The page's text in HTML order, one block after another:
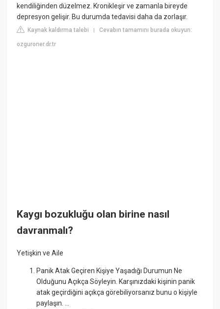
kendiliğinden düzelmez. Kronikleşir ve zamanla bireyde
depresyon gelişir. Bu durumda tedavisi daha da zorlaşır.
Kaynak kaldırma talebi |Cevabın tamamını burada okuyun:
ozguroner.dr.tr
Kaygı bozukluğu olan birine nasıl
davranmalı?
Yetişkin ve Aile
Panik Atak Geçiren Kişiye Yaşadığı Durumun Ne
Olduğunu Açıkça Söyleyin. Karşınızdaki kişinin panik
atak geçirdiğini açıkça görebiliyorsanız bunu o kişiyle
paylaşın. ...